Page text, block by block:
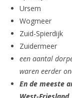
Ursem
Wogmeer
Zuid-Spierdijk
Zuidermeer
een aantal
waren eerder
En de meeste